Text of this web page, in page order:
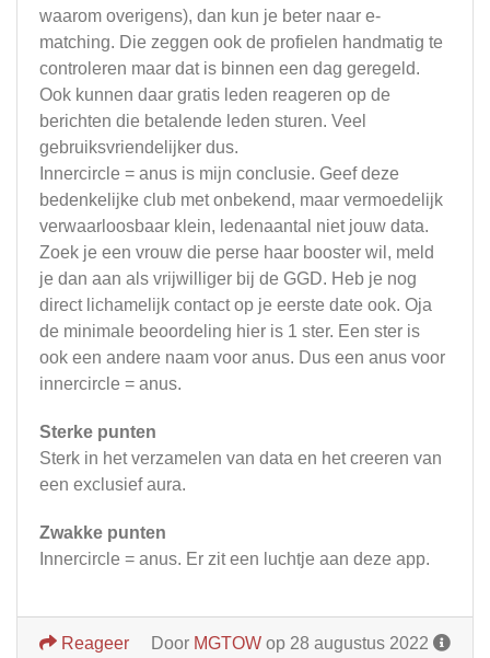
waarom overigens), dan kun je beter naar e-
matching. Die zeggen ook de profielen handmatig te
controleren maar dat is binnen een dag geregeld.
Ook kunnen daar gratis leden reageren op de
berichten die betalende leden sturen. Veel
gebruiksvriendelijker dus.
Innercircle = anus is mijn conclusie. Geef deze
bedenkelijke club met onbekend, maar vermoedelijk
verwaarloosbaar klein, ledenaantal niet jouw data.
Zoek je een vrouw die perse haar booster wil, meld
je dan aan als vrijwilliger bij de GGD. Heb je nog
direct lichamelijk contact op je eerste date ook. Oja
de minimale beoordeling hier is 1 ster. Een ster is
ook een andere naam voor anus. Dus een anus voor
innercircle = anus.
Sterke punten
Sterk in het verzamelen van data en het creeren van
een exclusief aura.
Zwakke punten
Innercircle = anus. Er zit een luchtje aan deze app.
Door MGTOW op 28 augustus 2022
Reageer